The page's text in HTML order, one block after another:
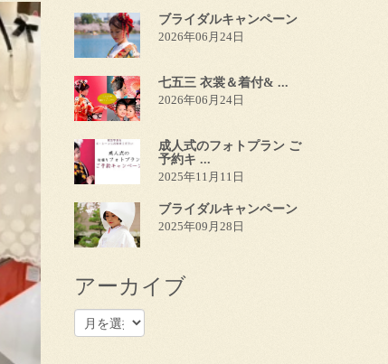
ブライダルキャンペーン
2026年06月24日
七五三 衣裳＆着付& ...
2026年06月24日
成人式のフォトプラン ご
予約キ ...
2025年11月11日
ブライダルキャンペーン
2025年09月28日
アーカイブ